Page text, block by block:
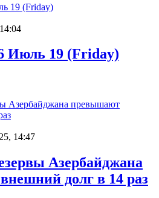
Июль 19 (Friday)
14:47
Азербайджана
долг в 14 раз